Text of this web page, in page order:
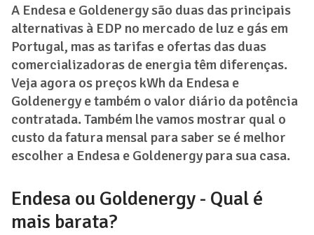
A Endesa e Goldenergy são duas das principais
alternativas à EDP no mercado de luz e gás em
Portugal, mas as tarifas e ofertas das duas
comercializadoras de energia têm diferenças.
Veja agora os preços kWh da Endesa e
Goldenergy e também o valor diário da potência
contratada. Também lhe vamos mostrar qual o
custo da fatura mensal para saber se é melhor
escolher a Endesa e Goldenergy para sua casa.
Endesa ou Goldenergy - Qual é
mais barata?